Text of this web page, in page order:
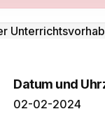
Datum und
02-02-2024